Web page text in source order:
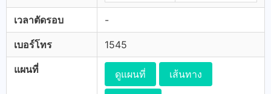
เวลาตัดรอบ -
เบอร์โทร 1545
แผนที่ ดูแผนที่ เส้นทาง